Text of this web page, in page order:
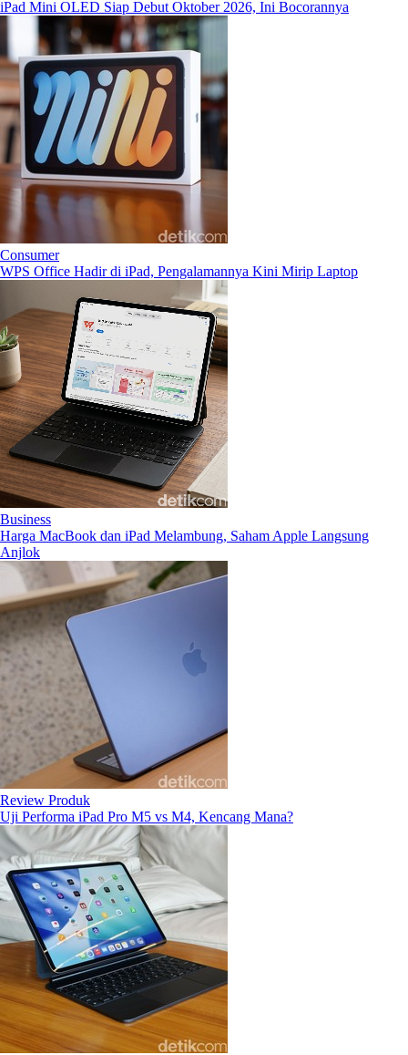
iPad Mini OLED Siap Debut Oktober 2026, Ini Bocorannya
Consumer
WPS Office Hadir di iPad, Pengalamannya Kini Mirip Laptop
Business
Harga MacBook dan iPad Melambung, Saham Apple Langsung
Anjlok
Review Produk
Uji Performa iPad Pro M5 vs M4, Kencang Mana?